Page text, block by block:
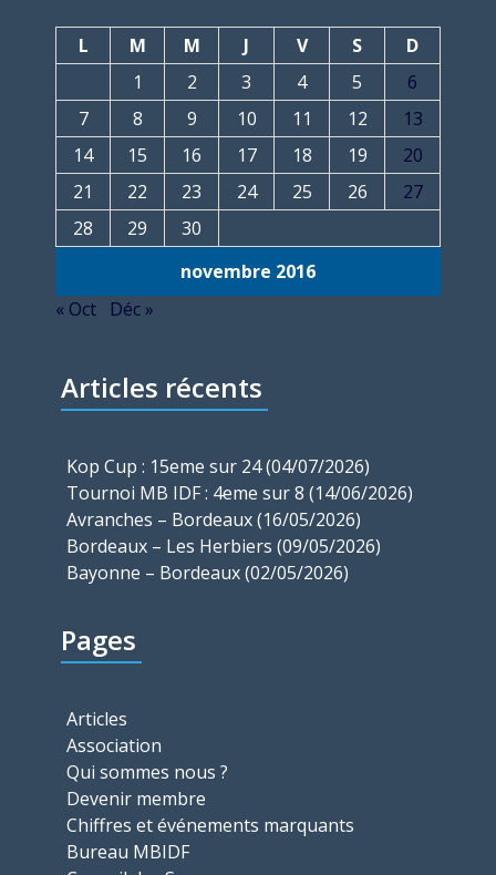
novembre 2016
L M M J V S
D
1
2 3 4 5
6
7
8 9 10 11 12
13
14
15 16 17 18 19
20
21
22 23 24 25 26
27
28
29 30
« Oct Déc »
Articles récents
Kop Cup : 15eme sur 24 (04/07/2026)
Tournoi MB IDF : 4eme sur 8 (14/06/2026)
Avranches – Bordeaux (16/05/2026)
Bordeaux – Les Herbiers (09/05/2026)
Bayonne – Bordeaux (02/05/2026)
Pages
Articles
Association
Qui sommes nous ?
Devenir membre
Chiffres et événements marquants
Bureau MBIDF